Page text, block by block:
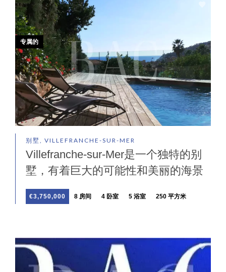
别墅, VILLEFRANCHE-SUR-MER
Villefranche-sur-Mer是一个独特的别
墅，有着巨大的可能性和美丽的海景
€3,750,000 8 房间 4 卧室 5 浴室 250 平方米
专属的